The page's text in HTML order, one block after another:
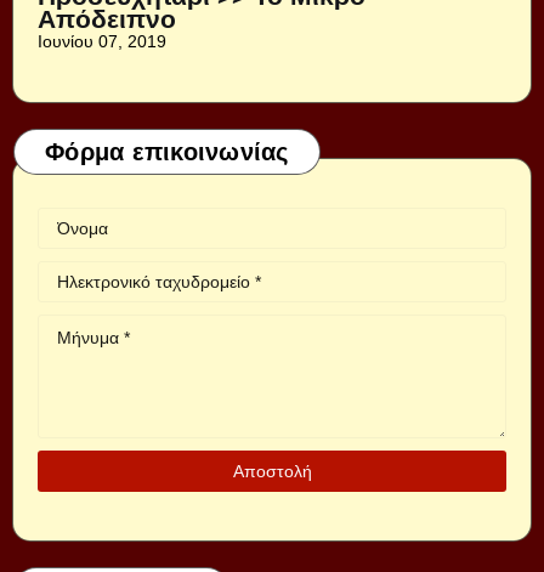
Απόδειπνο
Ιουνίου 07, 2019
Φόρμα επικοινωνίας